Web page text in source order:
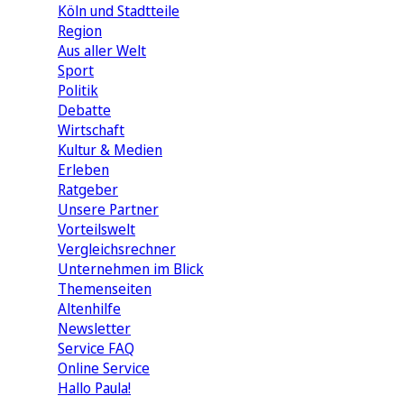
Köln und Stadtteile
Region
Aus aller Welt
Sport
Politik
Debatte
Wirtschaft
Kultur & Medien
Erleben
Ratgeber
Unsere Partner
Vorteilswelt
Vergleichsrechner
Unternehmen im Blick
Themenseiten
Altenhilfe
Newsletter
Service FAQ
Online Service
Hallo Paula!